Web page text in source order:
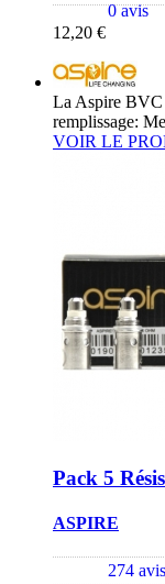
0 avis
12,20 €
La Aspire BVC
remplissage:
VOIR LE
Pack 5
ASPIRE
274 avis